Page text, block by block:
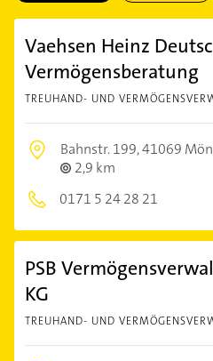
Vaehsen Heinz
Vermögensberatung
TREUHAND- UND
Bahnstr. 199,41069
2,9 km
0171 5 24 28 21
PSB
KG
TREUHAND- UND